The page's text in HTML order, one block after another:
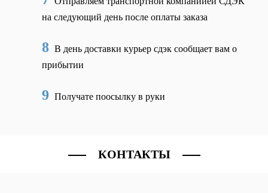
на следующий день после оплаты заказа
8 В день доставки курьер сдэк сообщает вам о
прибытии
9 Получате поосылку в руки
КОНТАКТЫ